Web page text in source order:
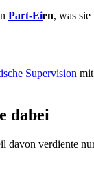
Part-Eien, was
Supervision mit
dabei
davon verdiente